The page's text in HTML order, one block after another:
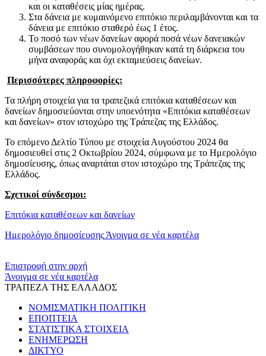
και οι καταθέσεις μίας ημέρας.
Στα δάνεια με κυμαινόμενο επιτόκιο περιλαμβάνονται και τα
δάνεια με επιτόκιο σταθερό έως 1 έτος.
Το ποσό των νέων δανείων αφορά ποσά νέων δανειακών
συμβάσεων που συνομολογήθηκαν κατά τη διάρκεια του
μήνα αναφοράς και όχι εκταμιεύσεις δανείων.
Περισσότερες πληροφορίες:
Τα πλήρη στοιχεία για τα τραπεζικά επιτόκια καταθέσεων και
δανείων δημοσιεύονται στην υποενότητα «Επιτόκια καταθέσεων
και δανείων» στον ιστοχώρο της Τράπεζας της Ελλάδος.
Το επόμενο Δελτίο Τύπου με στοιχεία Αυγούστου 2024 θα
δημοσιευθεί στις 2 Οκτωβρίου 2024, σύμφωνα με το Ημερολόγιο
δημοσίευσης, όπως αναρτάται στον ιστοχώρο της Τράπεζας της
Ελλάδος.
Σχετικοί σύνδεσμοι:
Επιτόκια καταθέσεων και δανείων
Ημερολόγιο δημοσίευσης Άνοιγμα σε νέα καρτέλα
Επιστροφή στην αρχή
Άνοιγμα σε νέα καρτέλα
ΤΡΑΠΕΖΑ ΤΗΣ ΕΛΛΑΔΟΣ
ΝΟΜΙΣΜΑΤΙΚΗ ΠΟΛΙΤΙΚΗ
ΕΠΟΠΤΕΙΑ
ΣΤΑΤΙΣΤΙΚΑ ΣΤΟΙΧΕΙΑ
ΕΝΗΜΕΡΩΣΗ
ΔΙΚΤΥΟ